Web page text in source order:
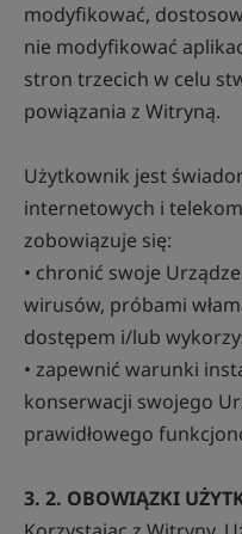
modyfikować,
nie modyfikować
stron trzecich w celu
powiązania z Witryną.
Użytkownik jest
internetowych i
zobowiązuje się:
• chronić swoje
wirusów, próbami
dostępem i/lub
• zapewnić warunki
konserwacji swojego
prawidłowego
3. 2. OBOWIĄZKI